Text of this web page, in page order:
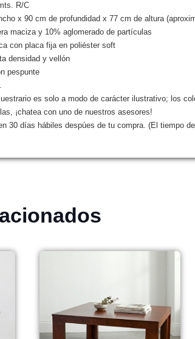
R/C
x 90 cm de profundidad x 77 cm de altura
maciza y 10% aglomerado de partículas
con placa fija en poliéster soft
densidad y vellón
pespunte
es solo a modo de carácter ilustrativo; los
¡chatea con uno de nuestros asesores!
30 días hábiles despúes de tu compra. (El tiempo